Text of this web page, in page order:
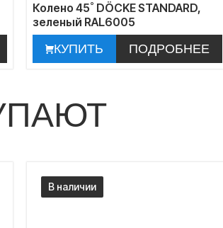
Колено 45˚ DÖCKE STANDARD,
зеленый RAL6005
КУПИТЬ
ПОДРОБНЕЕ
В наличии